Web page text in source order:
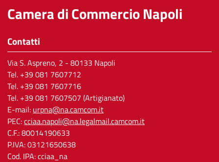
Camera di Commercio Napoli
Contatti
Via S. Aspreno, 2 - 80133 Napoli
Tel. +39 081 7607712
Tel. +39 081 7607716
Tel. +39 081 7607507 (Artigianato)
E-mail: urpna@na.camcom.it
PEC:cciaa.napoli@na.legalmail.camcom.it
C.F.: 80014190633
P.IVA: 03121650638
Cod. IPA: cciaa_na